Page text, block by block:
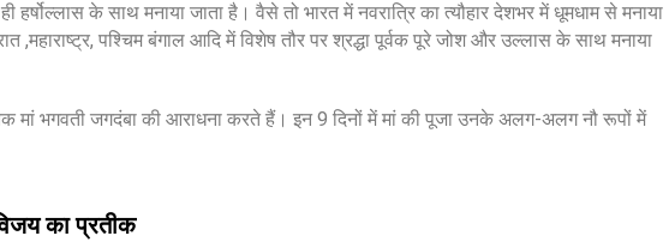
हर्षोल्लास के साथ मनाया जाता है। वैसे तो भारत में नवरात्रि का त्यौहार देशभर में धूमधाम से मनाया
,महाराष्ट्र, पश्चिम बंगाल आदि में विशेष तौर पर श्रद्धा पूर्वक पूरे जोश और उल्लास के साथ मनाया
मां भगवती जगदंबा की आराधना करते हैं। इन 9 दिनों में मां की पूजा उनके अलग-अलग नौ रूपों में
का प्रतीक